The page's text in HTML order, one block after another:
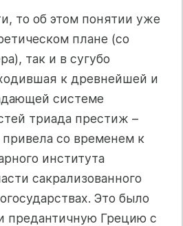
то об этом понятии уже
плане (со
так и в сугубо
к древнейшей и
системе
триада престиж –
привела со временем к
института
сакрализованного
Это было
предантичную Грецию с